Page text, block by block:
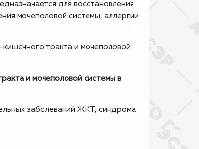
для восстановления
мочеполовой системы, аллергии
тракта и мочеполовой
и мочеполовой системы в
заболеваний ЖКТ, синдрома